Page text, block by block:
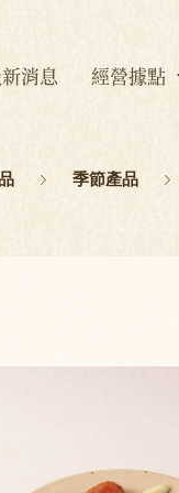
消息 經營據點
季節產品